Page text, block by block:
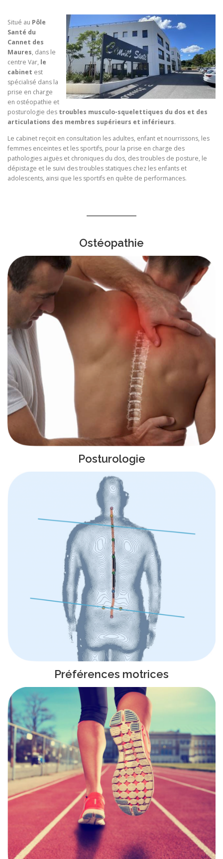
Situé au Pôle
Santé du
Cannet des
Maures, dans le
centre Var, le
cabinet est
spécialisé dans la
prise en charge
en ostéopathie et
posturologie des troubles musculo-squelettiques du dos et des
articulations des membres supérieurs et inférieurs.
Le cabinet reçoit en consultation les adultes, enfant et nourrissons, les
femmes enceintes et les sportifs, pour la prise en charge des
pathologies aiguës et chroniques du dos, des troubles de posture, le
dépistage et le suivi des troubles statiques chez les enfants et
adolescents, ainsi que les sportifs en quête de performances.
Ostéopathie
Posturologie
Préférences motrices